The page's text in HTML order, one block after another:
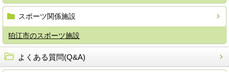
スポーツ関係施設
狛江市のスポーツ施設
よくある質問(Q&A)